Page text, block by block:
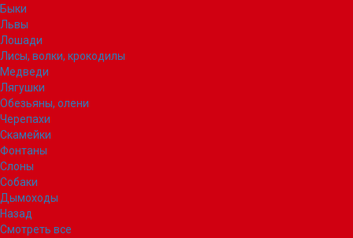
Быки
Львы
Лошади
Лисы, волки, крокодилы
Медведи
Лягушки
Обезьяны, олени
Черепахи
Скамейки
Фонтаны
Слоны
Собаки
Дымоходы
Назад
Смотреть все